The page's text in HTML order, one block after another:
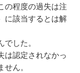
の程度の過失は注
に該当するとは解
した。
は認定されなかっ
せん。